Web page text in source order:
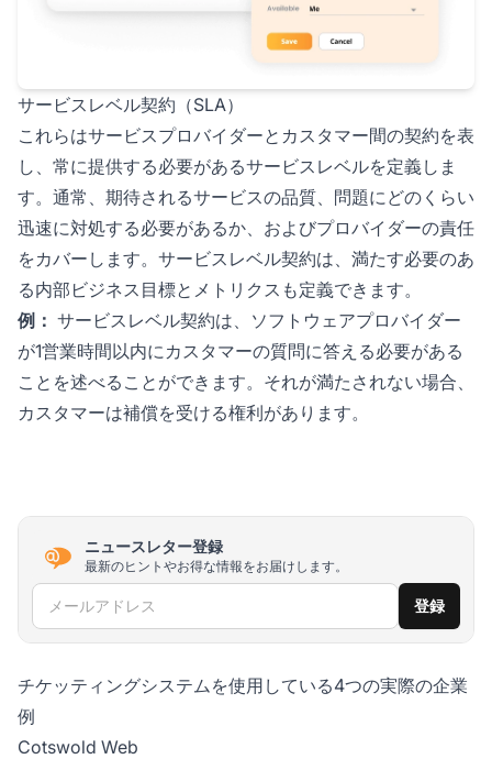
サービスレベル契約（SLA）
これらはサービスプロバイダーとカスタマー間の契約を表
し、常に提供する必要があるサービスレベルを定義しま
す。通常、期待されるサービスの品質、問題にどのくらい
迅速に対処する必要があるか、およびプロバイダーの責任
をカバーします。サービスレベル契約は、満たす必要のあ
る内部ビジネス目標とメトリクスも定義できます。
例： サービスレベル契約は、ソフトウェアプロバイダー
が1営業時間以内にカスタマーの質問に答える必要がある
ことを述べることができます。それが満たされない場合、
カスタマーは補償を受ける権利があります。
ニュースレター登録
最新のヒントやお得な情報をお届けします。
メールアドレス 登録
チケッティングシステムを使用している4つの実際の企業
例
Cotswold Web